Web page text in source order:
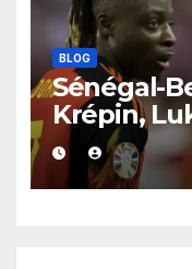
BLOG
Sénégal-
Krépin,
les duels
basculer